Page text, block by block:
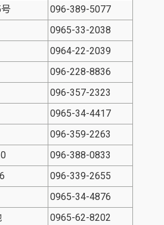
096-389-5077
0965-33-2038
0964-22-2039
096-228-8836
096-357-2323
0965-34-4417
096-359-2263
096-388-0833
096-339-2655
0965-34-4876
0965-62-8202